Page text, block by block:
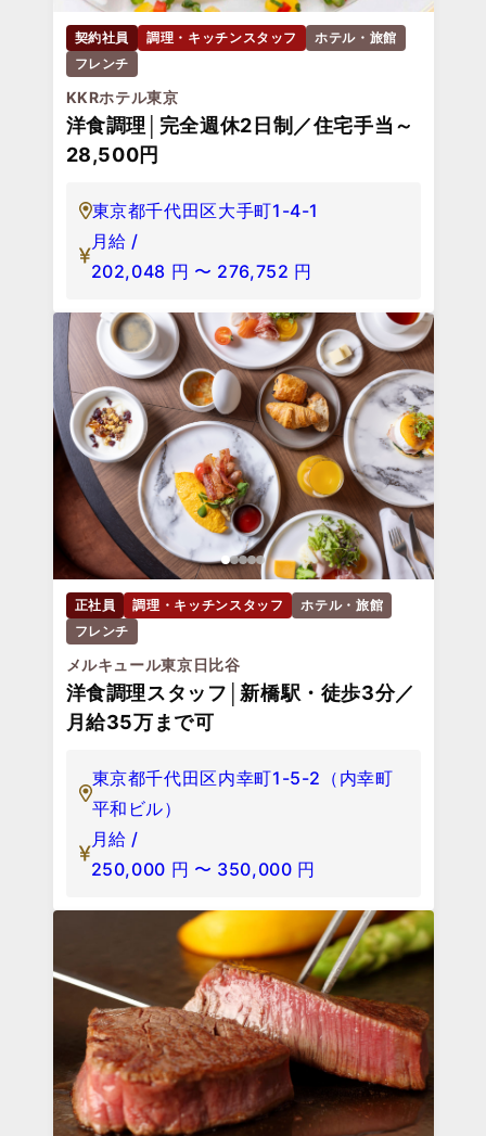
契約社員 調理・キッチンスタッフ
ホテル・旅館
フレンチ
KKRホテル東京
洋食調理│完全週休2日制／住宅手当～
28,500円
東京都千代田区大手町1-4-1
月給 /
202,048 円 〜 276,752 円
正社員 調理・キッチンスタッフ
ホテル・旅館
フレンチ
メルキュール東京日比谷
洋食調理スタッフ│新橋駅・徒歩3分／
月給35万まで可
東京都千代田区内幸町1-5-2（内幸町
平和ビル）
月給 /
250,000 円 〜 350,000 円